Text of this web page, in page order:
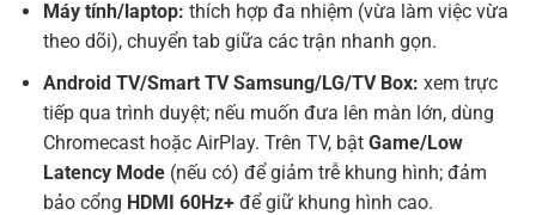
Máy tính/laptop: thích hợp đa nhiệm (vừa làm việc vừa
theo dõi), chuyển tab giữa các trận nhanh gọn.
Android TV/Smart TV Samsung/LG/TV Box: xem trực
tiếp qua trình duyệt; nếu muốn đưa lên màn lớn, dùng
Chromecast hoặc AirPlay. Trên TV, bật Game/Low
Latency Mode(nếu có) để giảm trễ khung hình; đảm
bảo cổng HDMI 60Hz+để giữ khung hình cao.